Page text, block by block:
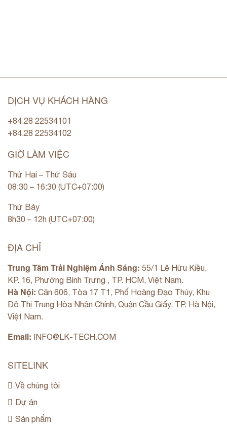
DỊCH VỤ KHÁCH HÀNG
+84.28 22534101
+84.28 22534102
GIỜ LÀM VIỆC
Thứ Hai – Thứ Sáu
08:30 – 16:30 (UTC+07:00)
Thứ Bảy
8h30 – 12h (UTC+07:00)
ĐỊA CHỈ
Trung Tâm Trải Nghiệm Ánh Sáng: 55/1 Lê Hữu Kiều,
KP. 16, Phường Bình Trưng , TP. HCM, Việt Nam.
Hà Nội: Căn 606, Tòa 17 T1, Phố Hoàng Đạo Thúy, Khu
Đô Thị Trung Hòa Nhân Chính, Quận Cầu Giấy, TP. Hà Nội,
Việt Nam.
Email: INFO@LK-TECH.COM
SITELINK
Về chúng tôi
Dự án
Sản phẩm